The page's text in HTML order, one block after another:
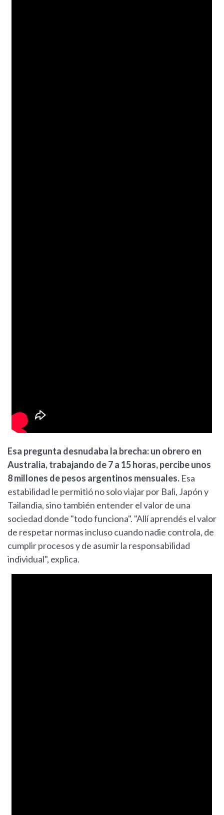
Esa pregunta desnudaba la brecha: un obrero en
Australia, trabajando de 7 a 15 horas, percibe unos
8 millones de pesos argentinos mensuales. Esa
estabilidad le permitió no solo viajar por Bali, Japón y
Tailandia, sino también entender el valor de una
sociedad donde "todo funciona". "Allí aprendés el valor
de respetar normas incluso cuando nadie controla, de
cumplir procesos y de asumir la responsabilidad
individual", explica.